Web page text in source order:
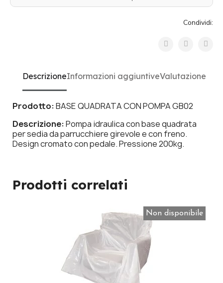
Condividi:
DescrizioneInformazioni aggiuntiveValutazione
Prodotto:BASE QUADRATA CON POMPA GB02
Descrizione:Pompa idraulica con base quadrata
per sedia da parrucchiere girevole e con freno.
Design cromato con pedale. Pressione 200kg.
Prodotti correlati
Non disponibile